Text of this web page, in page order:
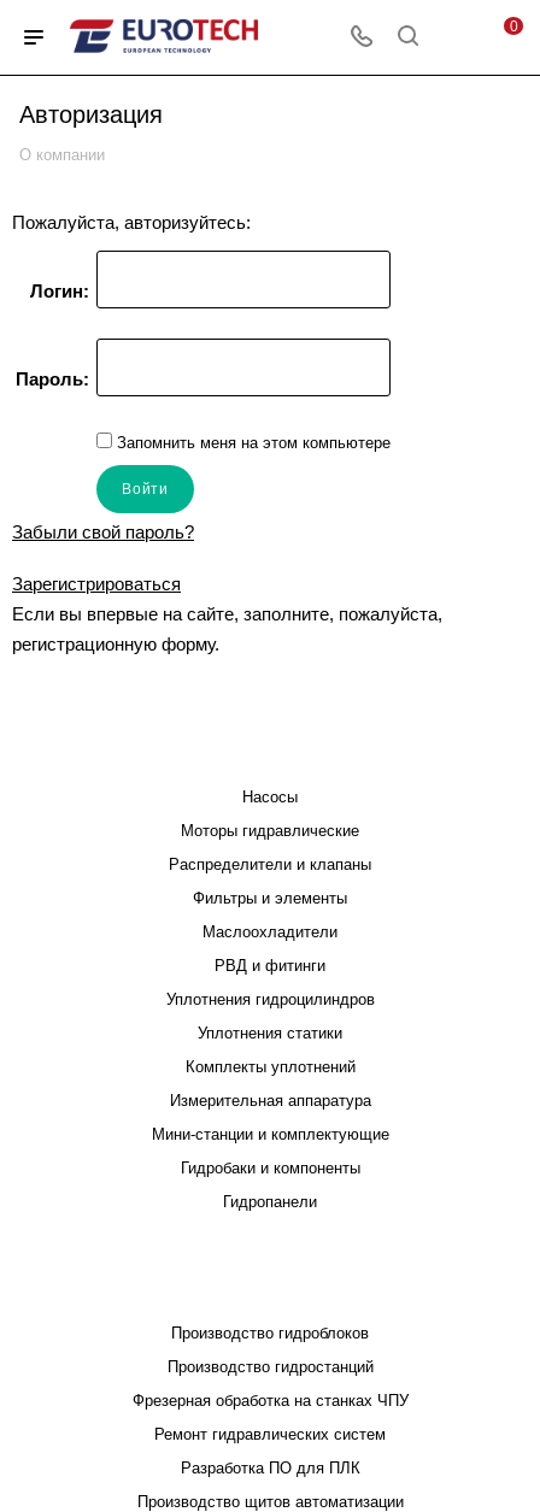
0
Авторизация
О компании
Пожалуйста, авторизуйтесь:
Логин:
Пароль:
Запомнить меня на этом компьютере
Забыли свой пароль?
Зарегистрироваться
Если вы впервые на сайте, заполните, пожалуйста,
регистрационную форму.
Насосы
Моторы гидравлические
Распределители и клапаны
Фильтры и элементы
Маслоохладители
РВД и фитинги
Уплотнения гидроцилиндров
Уплотнения статики
Комплекты уплотнений
Измерительная аппаратура
Мини-станции и комплектующие
Гидробаки и компоненты
Гидропанели
Производство гидроблоков
Производство гидростанций
Фрезерная обработка на станках ЧПУ
Ремонт гидравлических систем
Разработка ПО для ПЛК
Производство щитов автоматизации